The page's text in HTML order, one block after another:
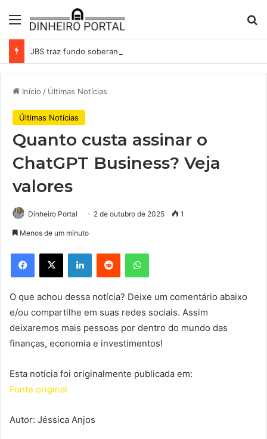
Menu
Início / Últimas Notícias
Últimas Notícias
Quanto custa assinar o
ChatGPT Business? Veja
valores
Dinheiro Portal 2 de outubro de 2025 1
Menos de um minuto
Facebook
X LinkedinReddit WhatsApp
O que achou dessa notícia? Deixe um comentário abaixo
e/ou compartilhe em suas redes sociais. Assim
deixaremos mais pessoas por dentro do mundo das
finanças, economia e investimentos!
Esta notícia foi originalmente publicada em:
Fonte original
Autor: Jéssica Anjos